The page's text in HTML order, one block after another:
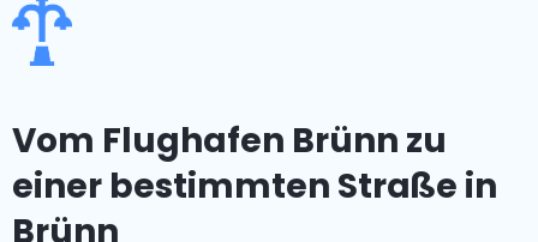
Vom Flughafen Brünn zu
einer bestimmten Straße in
Brünn